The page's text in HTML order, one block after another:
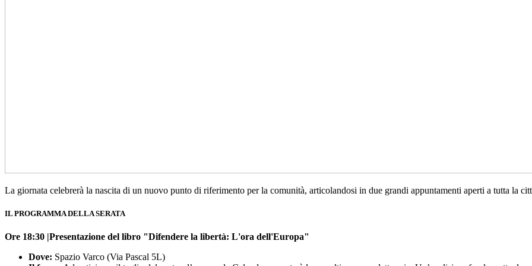
La giornata celebrerà la nascita di un nuovo punto di riferimento per la comunità, articolandosi in due grandi appuntamenti aperti a tutta la
IL PROGRAMMA DELLA SERATA
Ore 18:30 |Presentazione del libro "Difendere la libertà: L'ora dell'Europa"
Dove: Spazio Varco (Via Pascal 5L)